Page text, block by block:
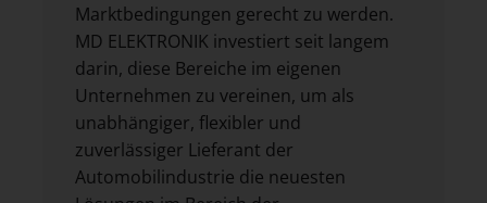
Marktbedingungen gerecht zu werden.
MD ELEKTRONIK investiert seit langem
darin, diese Bereiche im eigenen
Unternehmen zu vereinen, um als
unabhängiger, flexibler und
zuverlässiger Lieferant der
Automobilindustrie die neuesten